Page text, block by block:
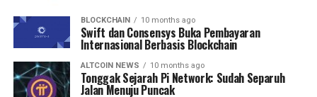
BLOCKCHAIN 10 months ago
Swift dan Consensys Buka Pembayaran
Internasional Berbasis Blockchain
ALTCOIN NEWS 10 months ago
Tonggak Sejarah Pi Network: Sudah Separuh
Jalan Menuju Puncak